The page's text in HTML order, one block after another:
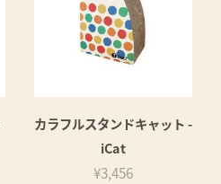
カラフルスタンドキャット -
iCat
¥3,456